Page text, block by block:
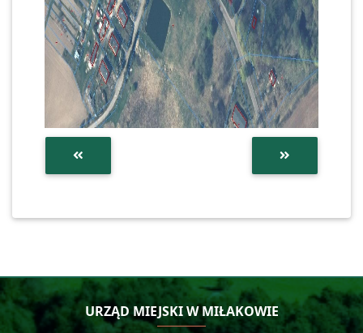
URZĄD MIEJSKI W MIŁAKOWIE